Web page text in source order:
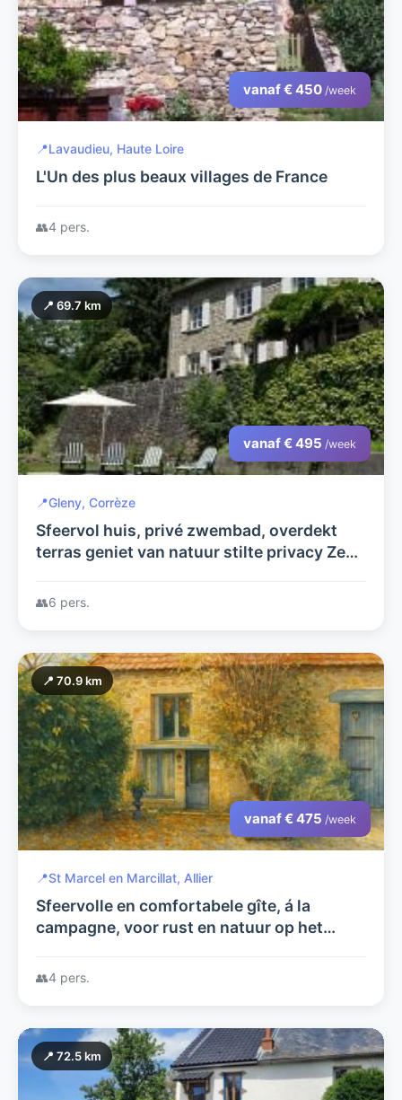
vanaf € 450 /week
📍Lavaudieu, Haute Loire
L'Un des plus beaux villages de France
👥4 pers.
📍 69.7 km
vanaf € 495 /week
📍Gleny, Corrèze
Sfeervol huis, privé zwembad, overdekt
terras geniet van natuur stilte privacy Zeer
vrienden welkom tot 6 pers.
👥6 pers.
📍 70.9 km
vanaf € 475 /week
📍St Marcel en Marcillat, Allier
Sfeervolle en comfortabele gîte, á la
campagne, voor rust en natuur op het
👥4 pers.
📍 72.5 km